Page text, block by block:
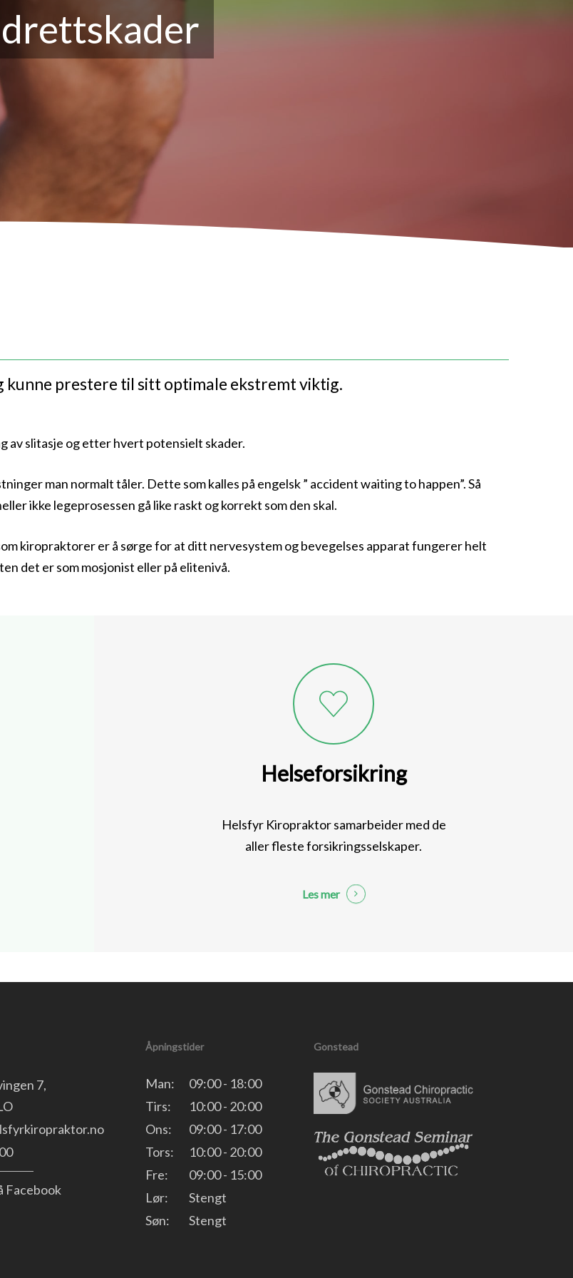
kunne prestere til sitt optimale ekstremt viktig.
av slitasje og etter hvert potensielt skader.
man normalt tåler. Dette som kalles på engelsk ” accident waiting to happen”. Så
ikke legeprosessen gå like raskt og korrekt som den skal.
kiropraktorer er å sørge for at ditt nervesystem og bevegelses apparat fungerer helt
det er som mosjonist eller på elitenivå.
Helseforsikring
Helsfyr Kiropraktor samarbeider med de
aller fleste forsikringsselskaper.
Les mer
7,
Facebook
Åpningstider
Man:
09:00 - 18:00
Tirs:
10:00 - 20:00
Ons:
09:00 - 17:00
Tors:
10:00 - 20:00
Fre:
09:00 - 15:00
Lør:
Stengt
Søn:
Stengt
Gonstead